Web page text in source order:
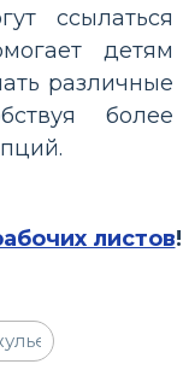
ссылаться
детям
различные
более
листов!